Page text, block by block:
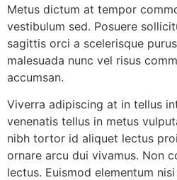
Metus dictum at tempor
vestibulum sed. Posuere
sagittis orci a scelerisque
malesuada nunc vel risus
accumsan.
Viverra adipiscing at in tellus
venenatis tellus in metus
nibh tortor id aliquet lectus
ornare arcu dui vivamus. Non
lectus. Euismod elementum